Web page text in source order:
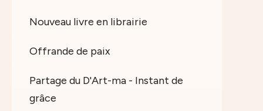
Nouveau livre en librairie
Offrande de paix
Partage du D'Art-ma - Instant de
grâce